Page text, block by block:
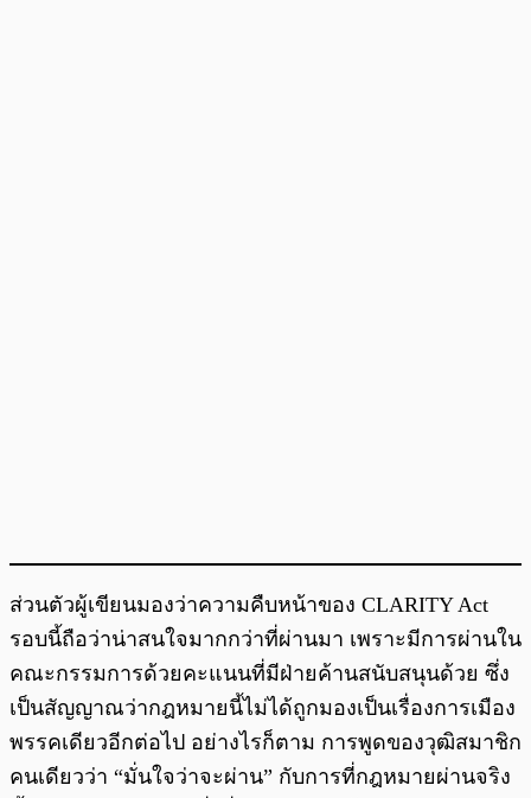
ส่วนตัวผู้เขียนมองว่าความคืบหน้าของ CLARITY Act
รอบนี้ถือว่าน่าสนใจมากกว่าที่ผ่านมา เพราะมีการผ่านใน
คณะกรรมการด้วยคะแนนที่มีฝ่ายค้านสนับสนุนด้วย ซึ่ง
เป็นสัญญาณว่ากฎหมายนี้ไม่ได้ถูกมองเป็นเรื่องการเมือง
พรรคเดียวอีกต่อไป อย่างไรก็ตาม การพูดของวุฒิสมาชิก
คนเดียวว่า “มั่นใจว่าจะผ่าน” กับการที่กฎหมายผ่านจริง